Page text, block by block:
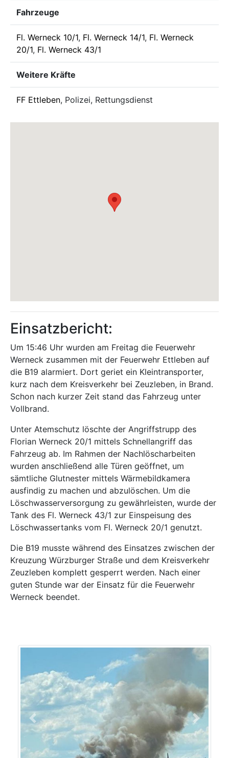
Fahrzeuge
Fl. Werneck 10/1, Fl. Werneck 14/1, Fl. Werneck
20/1, Fl. Werneck 43/1
Weitere Kräfte
FF Ettleben, Polizei, Rettungsdienst
Einsatzbericht:
Um 15:46 Uhr wurden am Freitag die Feuerwehr
Werneck zusammen mit der Feuerwehr Ettleben auf
die B19 alarmiert. Dort geriet ein Kleintransporter,
kurz nach dem Kreisverkehr bei Zeuzleben, in Brand.
Schon nach kurzer Zeit stand das Fahrzeug unter
Vollbrand.
Unter Atemschutz löschte der Angriffstrupp des
Florian Werneck 20/1 mittels Schnellangriff das
Fahrzeug ab. Im Rahmen der Nachlöscharbeiten
wurden anschließend alle Türen geöffnet, um
sämtliche Glutnester mittels Wärmebildkamera
ausfindig zu machen und abzulöschen. Um die
Löschwasserversorgung zu gewährleisten, wurde der
Tank des Fl. Werneck 43/1 zur Einspeisung des
Löschwassertanks vom Fl. Werneck 20/1 genutzt.
Die B19 musste während des Einsatzes zwischen der
Kreuzung Würzburger Straße und dem Kreisverkehr
Zeuzleben komplett gesperrt werden. Nach einer
guten Stunde war der Einsatz für die Feuerwehr
Werneck beendet.
Previous Next